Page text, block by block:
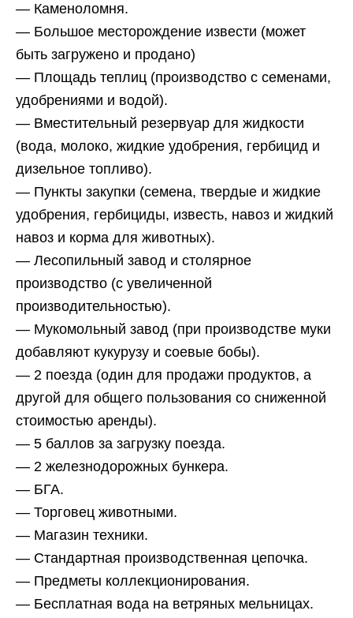
— Каменоломня.
— Большое месторождение извести (может
быть загружено и продано)
— Площадь теплиц (производство с семенами,
удобрениями и водой).
— Вместительный резервуар для жидкости
(вода, молоко, жидкие удобрения, гербицид и
дизельное топливо).
— Пункты закупки (семена, твердые и жидкие
удобрения, гербициды, известь, навоз и жидкий
навоз и корма для животных).
— Лесопильный завод и столярное
производство (с увеличенной
производительностью).
— Мукомольный завод (при производстве муки
добавляют кукурузу и соевые бобы).
— 2 поезда (один для продажи продуктов, а
другой для общего пользования со сниженной
стоимостью аренды).
— 5 баллов за загрузку поезда.
— 2 железнодорожных бункера.
— БГА.
— Торговец животными.
— Магазин техники.
— Стандартная производственная цепочка.
— Предметы коллекционирования.
— Бесплатная вода на ветряных мельницах.